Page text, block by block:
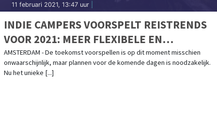
11 februari 2021, 13:47 uur
INDIE CAMPERS VOORSPELT REISTRENDS
VOOR 2021: MEER FLEXIBELE EN
AUTHENTIEKE REISERVARINGEN
ONDERWEG
AMSTERDAM - De toekomst voorspellen is op dit moment misschien
onwaarschijnlijk, maar plannen voor de komende dagen is noodzakelijk.
Nu het unieke [...]